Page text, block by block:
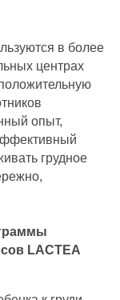
в более
центрах
опыт,
грудное
LACTEA